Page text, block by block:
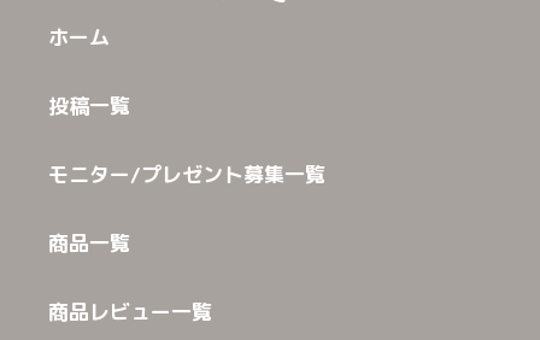
ホーム
投稿一覧
モニター/プレゼント募集一覧
商品一覧
商品レビュー一覧